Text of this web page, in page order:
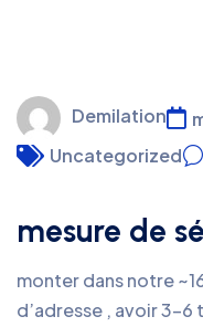
Demilation
Uncategorized
mesure de
monter dans notre
d’adresse , avoir 3-6